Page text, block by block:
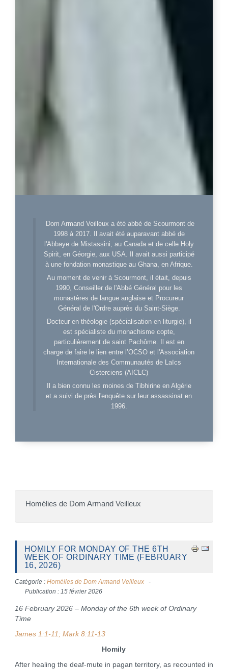
Dom Armand Veilleux a été abbé de Scourmont de
1998 à 2017. Il avait été auparavant abbé de
l'Abbaye de Mistassini, au Canada et de celle Holy
Spirit, en Géorgie, aux USA. Il avait aussi participé
à une fondation monastique au Ghana, en Afrique.
Au moment de venir à Scourmont, il était, depuis
1990, Conseiller de l'Abbé Général pour les
monastères de langue anglaise et Procureur
Général de l'Ordre auprès du Saint-Siège.
Docteur en théologie (spécialisation en liturgie), il
est spécialiste du monachisme copte,
particulièrement de saint Pachôme. Il est en
charge de faire le lien entre l’OCSO et l'Association
Internationale des Communautés de Laïcs
Cisterciens (AICLC)
Il a bien connu les moines de Tibhirine en Algérie
et a suivi de près l'enquête sur leur assassinat en
1996.
Homélies de Dom Armand Veilleux
HOMILY FOR MONDAY OF THE 6TH
WEEK OF ORDINARY TIME (FEBRUARY
16, 2026)
Catégorie : Homélies de Dom Armand Veilleux
Publication : 15 février 2026
16 February 2026 – Monday of the 6th week of Ordinary
Time
James 1:1-11; Mark 8:11-13
Homily
After healing the deaf-mute in pagan territory, as recounted in